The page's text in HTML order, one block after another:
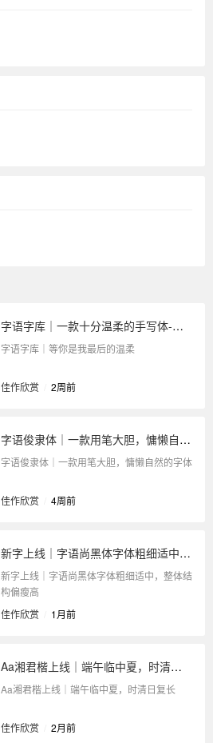
字语字库｜一款十分温柔的手写体-等你是我最后的温柔
字语字库｜等你是我最后的温柔
佳作欣赏 2周前
字语俊隶体｜一款用笔大胆，慵懒自然的字体
字语俊隶体｜一款用笔大胆，慵懒自然的字体
佳作欣赏 4周前
新字上线｜字语尚黑体字体粗细适中，整体结构偏瘦高
新字上线｜字语尚黑体字体粗细适中，整体结
构偏瘦高
佳作欣赏
1月前
Aa湘君楷上线｜端午临中夏，时清日复长
Aa湘君楷上线｜端午临中夏，时清日复长
佳作欣赏 2月前